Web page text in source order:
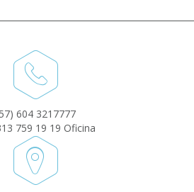
604 3217777
759 19 19 Oficina